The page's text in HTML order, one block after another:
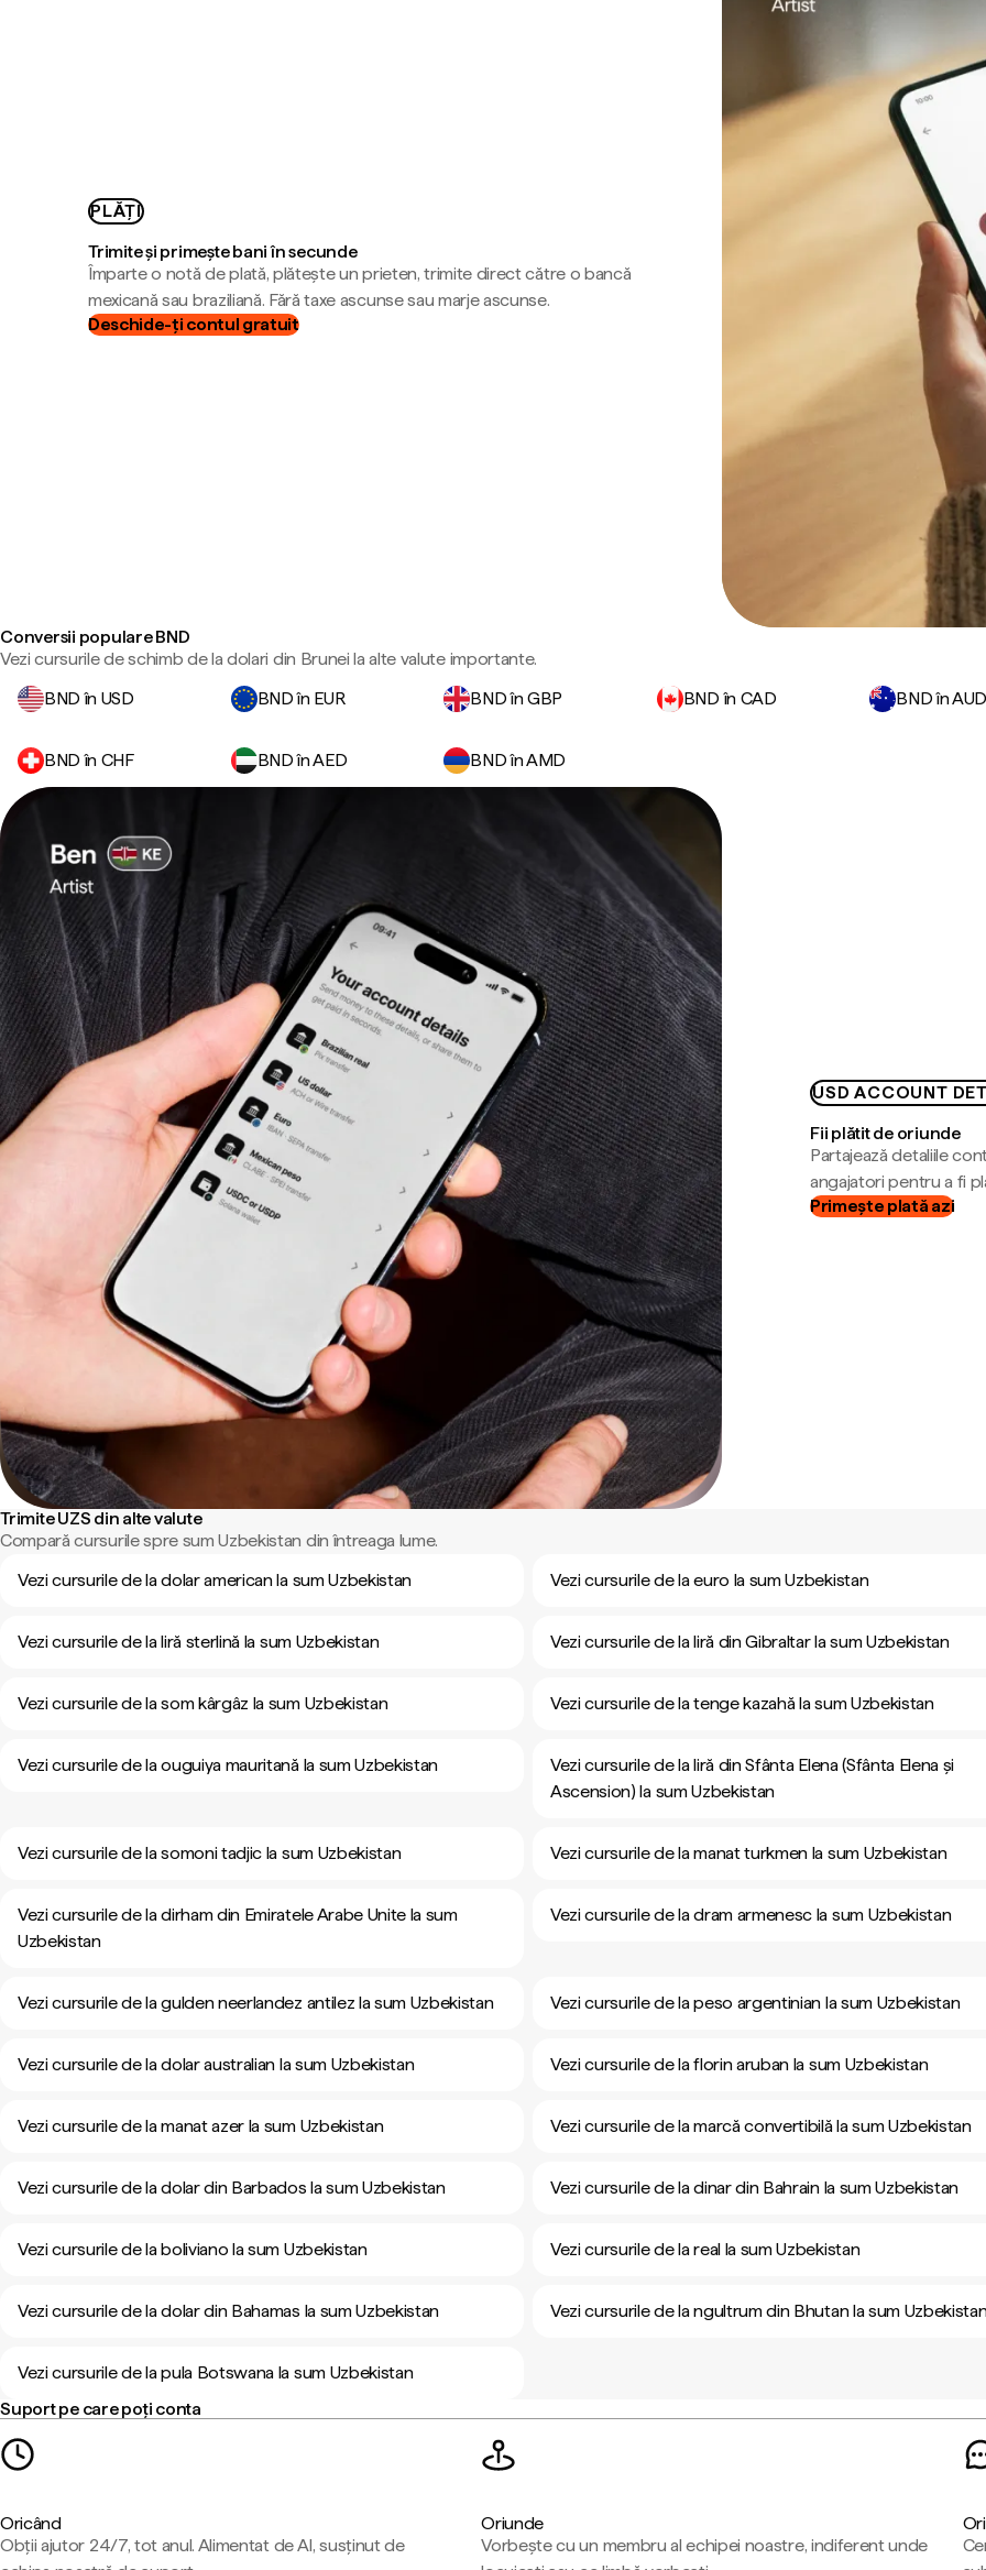
PLĂȚI
Trimite și primește bani în secunde
Împarte o notă de plată, plătește un prieten, trimite direct către o bancă
mexicană sau braziliană. Fără taxe ascunse sau marje ascunse.
Deschide-ți contul gratuit
Conversii populare BND
Vezi cursurile de schimb de la dolari din Brunei la alte valute importante.
BND în USD
BND în EUR BND în GBP BND în CAD BND în
BND în CHF BND în AED BND în AMD
USD ACCOUNT
Fii plătit de oriunde
Partajează detaliile
angajatori pentru a fi
Primește plată azi
Trimite UZS din alte valute
Compară cursurile spre sum Uzbekistan din întreaga lume.
Vezi cursurile de la dolar american la sum Uzbekistan
Vezi cursurile de la euro la sum Uzbekistan
Vezi cursurile de la liră sterlină la sum Uzbekistan Vezi cursurile de la liră din Gibraltar la sum Uzbekistan
Vezi cursurile de la som kârgâz la sum Uzbekistan Vezi cursurile de la tenge kazahă la sum Uzbekistan
Vezi cursurile de la ouguiya mauritană la sum Uzbekistan
Vezi cursurile de la liră din Sfânta Elena (Sfânta Elena și
Ascension) la sum Uzbekistan
Vezi cursurile de la somoni tadjic la sum Uzbekistan Vezi cursurile de la manat turkmen la sum Uzbekistan
Vezi cursurile de la dirham din Emiratele Arabe Unite la sum
Uzbekistan
Vezi cursurile de la dram armenesc la sum Uzbekistan
Vezi cursurile de la gulden neerlandez antilez la sum Uzbekistan Vezi cursurile de la peso argentinian la sum Uzbekistan
Vezi cursurile de la dolar australian la sum Uzbekistan Vezi cursurile de la florin aruban la sum Uzbekistan
Vezi cursurile de la manat azer la sum Uzbekistan Vezi cursurile de la marcă convertibilă la sum Uzbekistan
Vezi cursurile de la dolar din Barbados la sum Uzbekistan Vezi cursurile de la dinar din Bahrain la sum Uzbekistan
Vezi cursurile de la boliviano la sum Uzbekistan Vezi cursurile de la real la sum Uzbekistan
Vezi cursurile de la dolar din Bahamas la sum Uzbekistan Vezi cursurile de la ngultrum din Bhutan la sum
Vezi cursurile de la pula Botswana la sum Uzbekistan
Suport pe care poți conta
Oricând
Obții ajutor 24/7, tot anul. Alimentat de AI, susținut de
Oriunde
Vorbește cu un membru al echipei noastre, indiferent unde